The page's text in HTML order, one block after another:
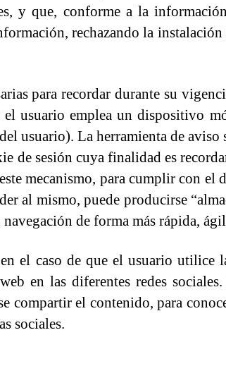
y que, conforme a la
rechazando la
para recordar durante su
usuario emplea un dispositivo
usuario). La herramienta de aviso
de sesión cuya finalidad es
mecanismo, para cumplir con el
al mismo, puede producirse
de forma más rápida,
el caso de que el usuario utilice
en las diferentes redes
compartir el contenido, para
sociales.